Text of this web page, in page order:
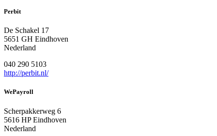
Perbit
De Schakel 17
5651 GH Eindhoven
Nederland
040 290 5103
http://perbit.nl/
WePayroll
Scherpakkerweg 6
5616 HP Eindhoven
Nederland